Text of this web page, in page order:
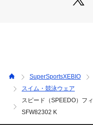
※一部商品において弊社
Sports XEBIO 競泳水着
でぃーす ウィメンズ 女
ポーツ水着 フィットネ
パレート 体型カバー
SuperSportsXEBIO
スイム・競泳ウェア
スピード（SPEEDO）フ
SFW82302 K